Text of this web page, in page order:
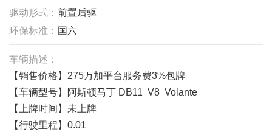
驱动形式： 前置后驱
环保标准： 国六
车辆描述：
【销售价格】275万加平台服务费3%包牌
【车辆型号】阿斯顿马丁 DB11 V8 Volante
【上牌时间】未上牌
【行驶里程】0.01